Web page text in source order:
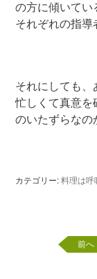
の方に傾いてい
それぞれの指導
それにしても、
忙しくて真意を
のいたずらなの
カテゴリー: 料理は呼
前へ